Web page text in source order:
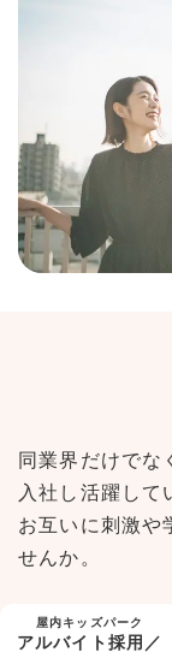
同業界だけでな
入社し活躍して
お互いに刺激や
せんか。
屋内キッズパーク
アルバイト採用／